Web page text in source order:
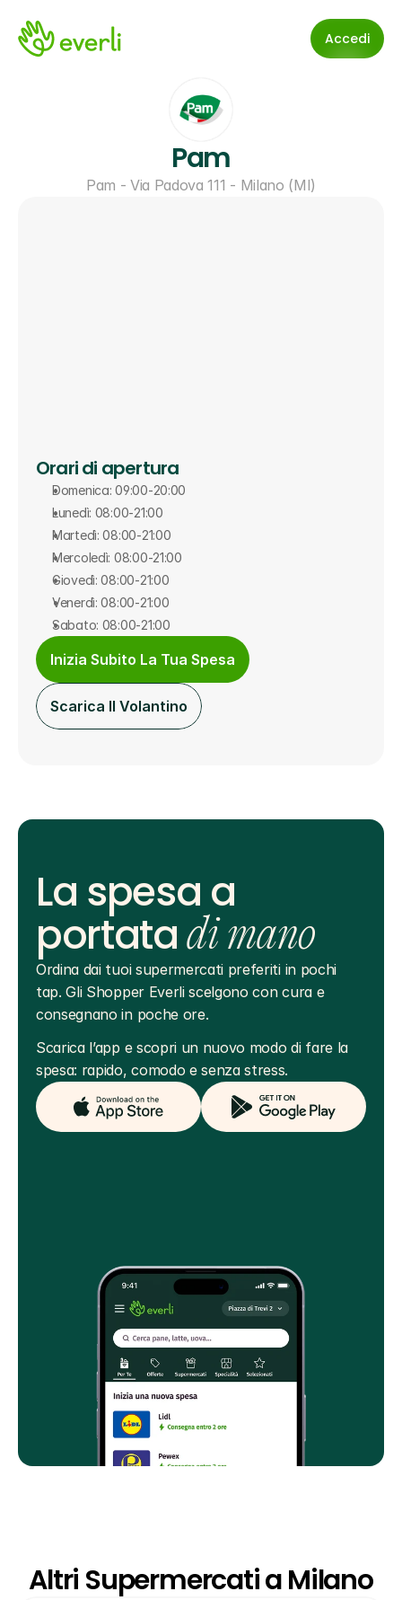
Accedi
Pam
Pam - Via Padova 111 - Milano (MI)
Orari di apertura
Domenica: 09:00-20:00
Lunedì: 08:00-21:00
Martedì: 08:00-21:00
Mercoledì: 08:00-21:00
Giovedì: 08:00-21:00
Venerdì: 08:00-21:00
Sabato: 08:00-21:00
Inizia Subito La Tua Spesa
Scarica Il Volantino
La spesa a
portatadi mano
Ordina dai tuoi supermercati preferiti in pochi
tap. Gli Shopper Everli scelgono con cura e
consegnano in poche ore.
Scarica l’app e scopri un nuovo modo di fare la
spesa: rapido, comodo e senza stress.
Altri Supermercati a Milano